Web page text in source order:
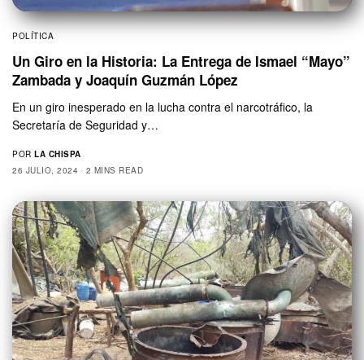
POLÍTICA
Un Giro en la Historia: La Entrega de Ismael “Mayo”
Zambada y Joaquín Guzmán López
En un giro inesperado en la lucha contra el narcotráfico, la
Secretaría de Seguridad y…
POR LA CHISPA
26 JULIO, 2024
2 MINS READ